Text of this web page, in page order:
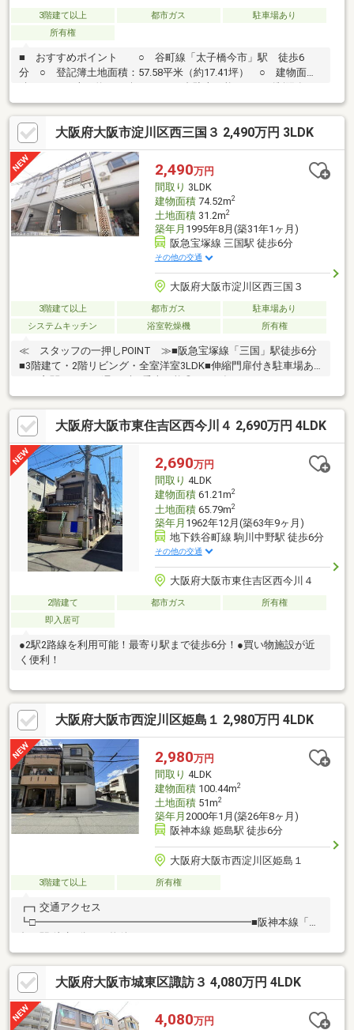
3階建て以上 都市ガス
駐車場あり
所有権
■ おすすめポイント ○ 谷町線「太子橋今市」駅 徒歩6
分 ○ 登記簿土地面積：57.58平米（約17.41坪） ○ 建物面
り） ○ 南向き住戸につき陽当り良好 ○ リビングには南向き
の暖かい陽光が差し込みます ○ 小学校まで5分圏内でお子様の
通学もご安心 ○ スーパー・コンビニ・ドラッグストアが徒歩
10分圏内
大阪府大阪市淀川区西三国３ 2,490万円 3LDK
2,490万円
間取り 3LDK
建物面積74.52m2
土地面積31.2m2
築年月 1995年8月(築31年1ヶ月)
阪急宝塚線 三国駅 徒歩6分
その他の交通
大阪府大阪市淀川区西三国３
3階建て以上 都市ガス
駐車場あり
システムキッチン
浴室乾燥機 所有権
≪ スタッフの一押しPOINT ≫■阪急宝塚線「三国」駅徒歩6分
■3階建て・2階リビング・全室洋室3LDK■伸縮門扉付き駐車場あ
ム済！即入居可能です■壁付けキッチンでリビングが広々使えま
す■水廻りの嬉しい設備！（食洗器・浴室乾燥機・シャワー付き
洗面台）■商店街も徒歩3分！暮らしに便利な住環境♪≪ 周辺環
境 ≫三国小学校…徒歩5分三国中学校…徒歩3分スーパーフレスコ
三…徒歩6分フーズマーケットサタ…徒歩7分セブンイレブン…徒歩
4分スギ薬局…徒歩5分
大阪府大阪市東住吉区西今川４ 2,690万円 4LDK
2,690万円
間取り 4LDK
建物面積61.21m2
土地面積65.79m2
築年月 1962年12月(築63年9ヶ月)
地下鉄谷町線 駒川中野駅 徒歩6分
その他の交通
大阪府大阪市東住吉区西今川４
2階建て 都市ガス
所有権
即入居可
●2駅2路線を利用可能！最寄り駅まで徒歩6分！●買い物施設が近
く便利！
大阪府大阪市西淀川区姫島１ 2,980万円 4LDK
2,980万円
間取り 4LDK
建物面積100.44m2
土地面積51m2
築年月 2000年1月(築26年8ヶ月)
阪神本線 姫島駅 徒歩6分
大阪府大阪市西淀川区姫島１
3階建て以上 所有権
┏┓交通アクセス
┗□━━━━━━━━━━━━━━━━━━━━━■阪神本線「姫
┗□━━━━━━━━━━━━━━━━━━━◇土地面積：
51m2………………………………………………………◇建物面積：
100.44m2（30.38坪）（公簿)……………………………………………………………
◇間取り：4LDK……………………………………………………………◇木造一部
RC造3階建て ◇2000年1月築……………………………………………………………
大阪府大阪市城東区諏訪３ 4,080万円 4LDK
4,080万円